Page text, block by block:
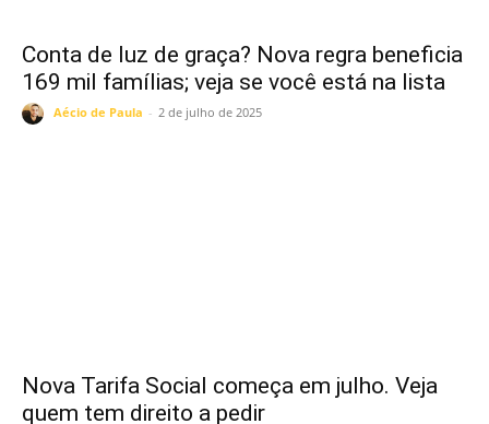
Conta de luz de graça? Nova regra beneficia
169 mil famílias; veja se você está na lista
Aécio de Paula - 2 de julho de 2025
Nova Tarifa Social começa em julho. Veja
quem tem direito a pedir